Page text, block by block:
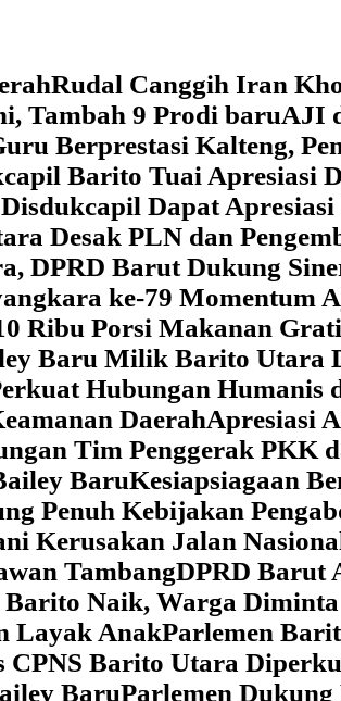
Rudal Canggih Iran
Tambah 9 Prodi baruAJI
Berprestasi Kalteng,
Barito Tuai Apresiasi
Dapat Apresiasi
Desak PLN dan
DPRD Barut Dukung
ke-79 Momentum
Ribu Porsi Makanan
Baru Milik Barito Utara
Hubungan Humanis
DaerahApresiasi
Tim Penggerak PKK
BaruKesiapsiagaan
Penuh Kebijakan
Kerusakan Jalan
TambangDPRD Barut
Barito Naik, Warga Diminta
Layak AnakParlemen
CPNS Barito Utara
BaruParlemen Dukung